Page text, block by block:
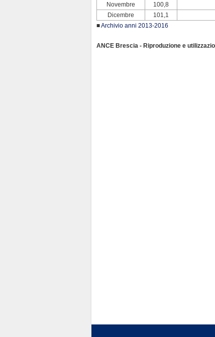
Novembre
100,8
Dicembre
101,1
■Archivio anni 2013-2016
ANCE Brescia - Riproduzione e